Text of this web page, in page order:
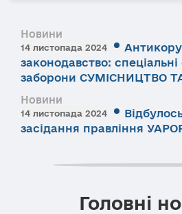
Новини
14 листопада 2024
законодавство:
заборони СУМІСНИЦТВО
Новини
14 листопада 2024
засідання правління
Головні